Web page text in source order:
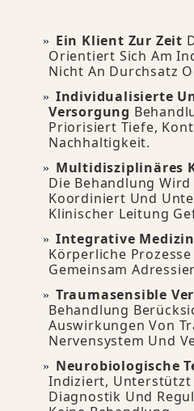
Ein Klient Zur Zeit
Orientiert Sich Am
Nicht An Durchsatz
Individualisierte
Versorgung
Priorisiert Tiefe,
Nachhaltigkeit.
Multidisziplinäres
Die Behandlung
Koordiniert Und
Klinischer Leitung
Integrative Medizin
Körperliche
Gemeinsam
Traumasensible
Behandlung
Auswirkungen Von
Nervensystem Und
Neurobiologische
Indiziert, Unterstützt
Diagnostik Und